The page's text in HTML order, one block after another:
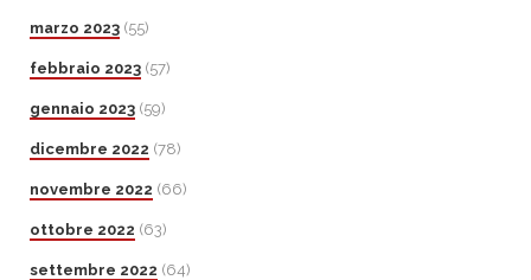
marzo 2023 (55)
febbraio 2023 (57)
gennaio 2023 (59)
dicembre 2022 (78)
novembre 2022 (66)
ottobre 2022 (63)
settembre 2022 (64)